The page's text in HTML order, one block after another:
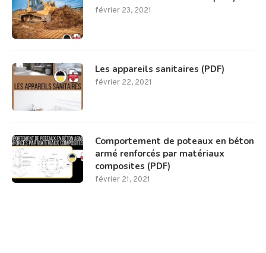
février 23, 2021
Les appareils sanitaires (PDF)
février 22, 2021
Comportement de poteaux en béton
armé renforcés par matériaux
composites (PDF)
février 21, 2021